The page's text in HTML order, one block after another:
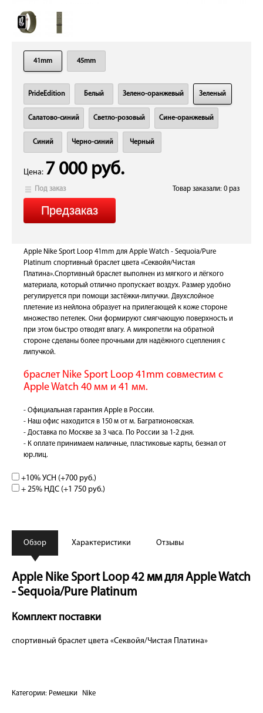
41mm 45mm
PrideEdition Белый Зелено-оранжевый Зеленый
Салатово-синий Светло-розовый Сине-оранжевый
Синий Черно-синий Черный
Цена: 7 000 руб.
Под заказ Товар заказали: 0 раз
Apple Nike Sport Loop 41mm для Apple Watch - Sequoia/Pure
Platinum спортивный браслет цвета «Секвойя/Чистая
Платина».Спортивный браслет выполнен из мягкого и лёгкого
материала, который отлично пропускает воздух. Размер удобно
регулируется при помощи застёжки-липучки. Двухслойное
плетение из нейлона образует на прилегающей к коже стороне
множество петелек. Они формируют смягчающую поверхность и
при этом быстро отводят влагу. А микропетли на обратной
стороне сделаны более прочными для надёжного сцепления с
липучкой.
браслет Nike Sport Loop 41mm совместим с
Apple Watch 40 мм и 41 мм.
- Официальная гарантия Apple в России.
- Наш офис находится в 150 м от м. Багратионовская.
- Доставка по Москве за 3 часа. По России за 1-2 дня.
- К оплате принимаем наличные, пластиковые карты, безнал от
юр.лиц.
+10% УСН (+700 руб.)
+ 25% НДС (+1 750 руб.)
Обзор Характеристики Отзывы
Apple Nike Sport Loop 42 мм для Apple Watch
- Sequoia/Pure Platinum
Комплект поставки
спортивный браслет цвета «Секвойя/Чистая Платина»
Категории: Ремешки Nike